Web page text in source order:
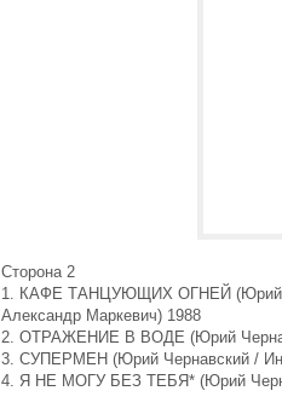
Сторона 2
1. КАФЕ ТАНЦУЮЩИХ ОГНЕЙ (Юрий
Александр Маркевич) 1988
2. ОТРАЖЕНИЕ В ВОДЕ (Юрий
3. СУПЕРМЕН (Юрий Чернавский /
4. Я НЕ МОГУ БЕЗ ТЕБЯ* (Юрий